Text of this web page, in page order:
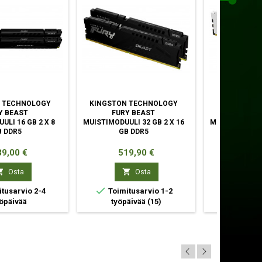
TECHNOLOGY
BEAST
16 GB 2 X 8
DDR5
€
Osta
2-4
KINGSTON TECHNOLOGY
FURY BEAST
MUISTIMODUULI 32 GB 2 X 16
GB DDR5
Hinta
519,90 €
 Osta
 Toimitusarvio 1-2
työpäivää (15)